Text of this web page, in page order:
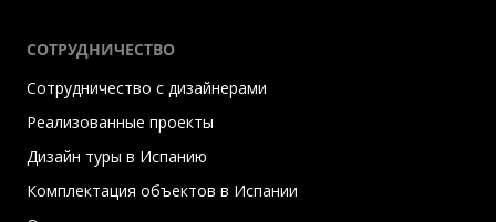
СОТРУДНИЧЕСТВО
Сотрудничество с дизайнерами
Реализованные проекты
Дизайн туры в Испанию
Комплектация объектов в Испании